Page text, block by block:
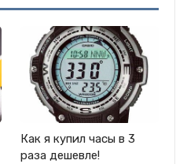
Как я купил часы в 3
раза дешевле!